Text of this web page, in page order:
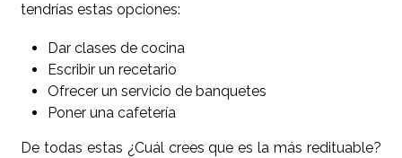
tendrías estas opciones:
Dar clases de cocina
Escribir un recetario
Ofrecer un servicio de banquetes
Poner una cafetería
De todas estas ¿Cuál crees que es la más redituable?